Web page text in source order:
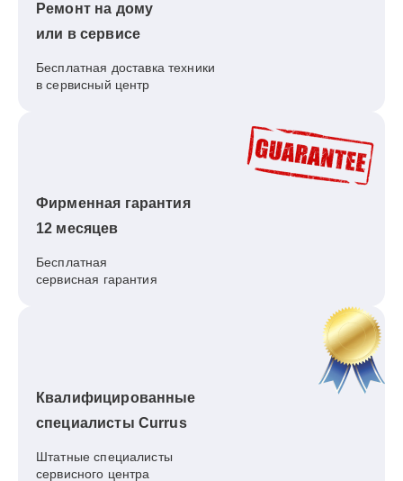
Ремонт на дому
или в сервисе
Бесплатная доставка техники
в сервисный центр
Фирменная гарантия
12 месяцев
Бесплатная
сервисная гарантия
Квалифицированные
специалисты Currus
Штатные специалисты
сервисного центра